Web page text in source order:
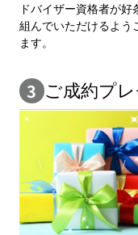
ドバイザー資格者が好
組んでいただけるよう
ます。
ご成約プ